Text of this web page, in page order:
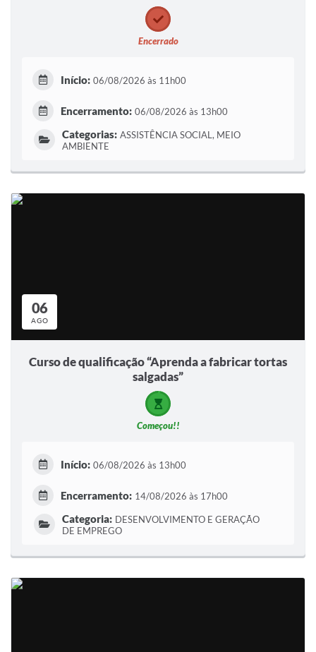
Encerrado
Início: 06/08/2026 às 11h00
Encerramento: 06/08/2026 às 13h00
Categorias: ASSISTÊNCIA SOCIAL, MEIO
AMBIENTE
06
AGO
Curso de qualificação “Aprenda a fabricar tortas
salgadas”
Começou!!
Início: 06/08/2026 às 13h00
Encerramento: 14/08/2026 às 17h00
Categoria: DESENVOLVIMENTO E GERAÇÃO
DE EMPREGO